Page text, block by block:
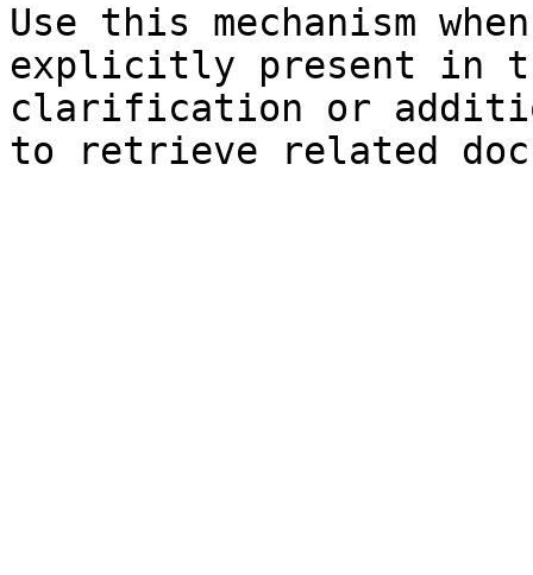
Use this mechanism
explicitly present in
clarification or